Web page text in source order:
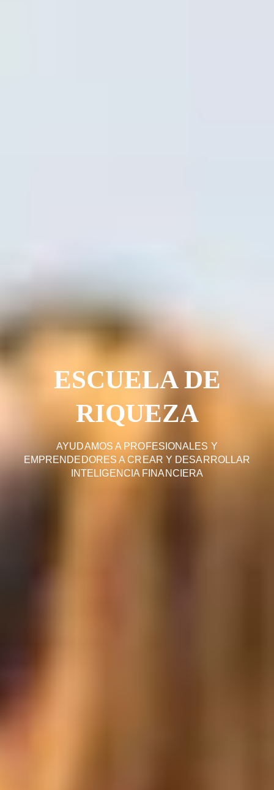
ESCUELA DE
RIQUEZA
AYUDAMOS A PROFESIONALES Y
EMPRENDEDORES A CREAR Y DESARROLLAR
INTELIGENCIA FINANCIERA